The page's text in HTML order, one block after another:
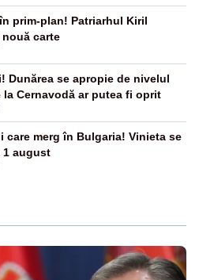
prim-plan! Patriarhul Kiril
carte
Dunărea se apropie de nivelul
Cernavodă ar putea fi oprit
care merg în Bulgaria! Vinieta se
1 august